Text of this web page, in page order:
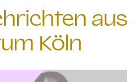
aus
Köln